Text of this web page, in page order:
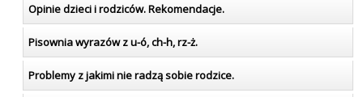
Opinie dzieci i rodziców. Rekomendacje.
Pisownia wyrazów z u-ó, ch-h, rz-ż.
Problemy z jakimi nie radzą sobie rodzice.